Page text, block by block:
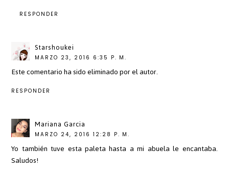
RESPONDER
Starshoukei
MARZO 23, 2016 6:35 P. M.
Este comentario ha sido eliminado por el autor.
RESPONDER
Mariana Garcia
MARZO 24, 2016 12:28 P. M.
Yo también tuve esta paleta hasta a mi abuela le encantaba.
Saludos!